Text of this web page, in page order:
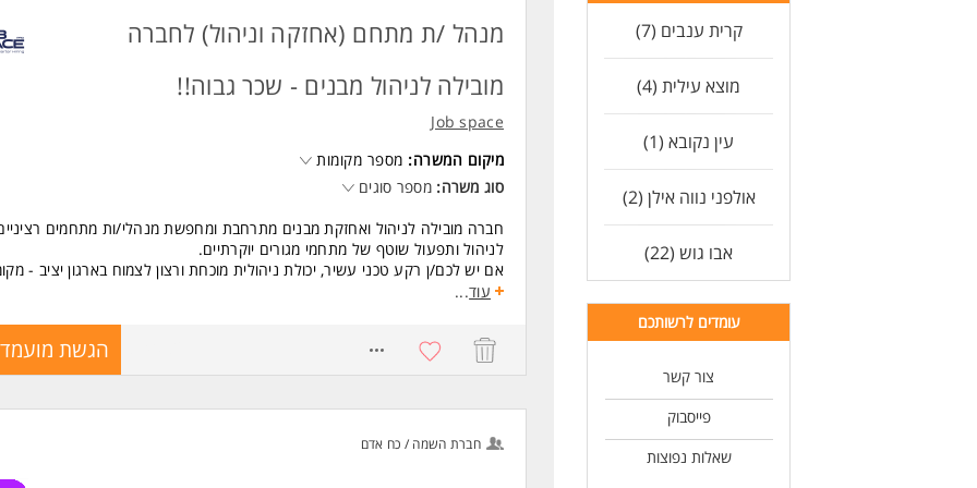
קרית ענבים (7)
מוצא עילית (4)
עין נקובא (1)
אולפני נווה אילן (2)
אבו גוש (22)
עומדים לרשותכם
צור קשר
פייסבוק
שאלות נפוצות
מנהל /ת מתחם (אחזקה וניהול) לחברה
מובילה לניהול מבנים - שכר גבוה!!
Job space
מיקום המשרה: מספר מקומות
סוג משרה: מספר סוגים
חברה מובילה לניהול ואחזקת מבנים מתרחבת ומחפשת מנהלי/ות מתחמים
לניהול ותפעול שוטף של מתחמי מגורים יוקרתיים.
אם יש לכם/ן רקע טכני עשיר, יכולת ניהולית מוכחת ורצון לצמוח בארגון יציב -
איתנו!
- ניהול ותפעול מערכות המבנה: אחריות על מערכות חשמל, מים, מעליות,
- ניהול ממשקים : עבודה שוטפת מול קבלני משנה, ספקים ונותני שירות בשטח.
- קשר שוטף ודיווח: מתן מענה לוועדי בתים, הכנת תוכניות עבודה ודיווח
שכר ותנאים:
עוד...
הגשת
חברת השמה / כח אדם